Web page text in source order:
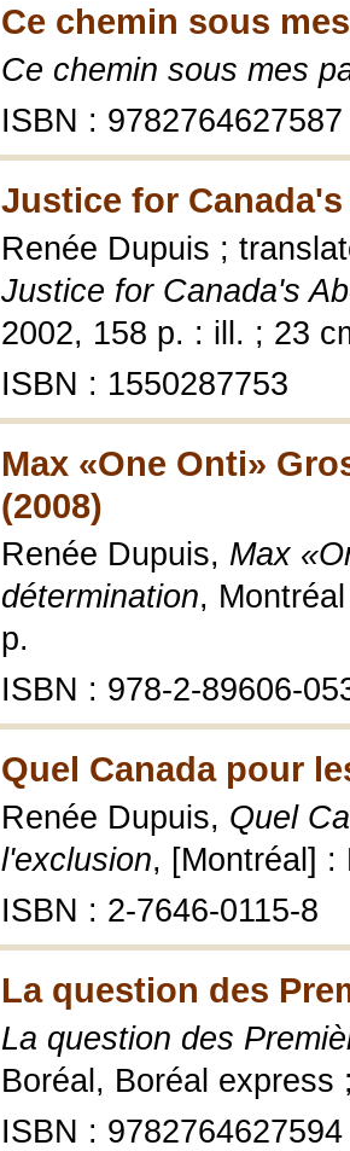
Ce chemin sous
Ce chemin sous mes
ISBN : 9782764627587
Justice for
Renée Dupuis ;
Justice for Canada's
2002, 158 p. : ill. ; 23
ISBN : 1550287753
Max «One Onti»
(2008)
Renée Dupuis, Max
détermination,
p.
ISBN : 978-2-89606-
Quel Canada pour
Renée Dupuis, Quel
l'exclusion, [Montréal] :
ISBN : 2-7646-0115-8
La question des
La question des
Boréal, Boréal express
ISBN : 9782764627594